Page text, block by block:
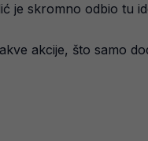
je skromno odbio tu
akcije, što samo